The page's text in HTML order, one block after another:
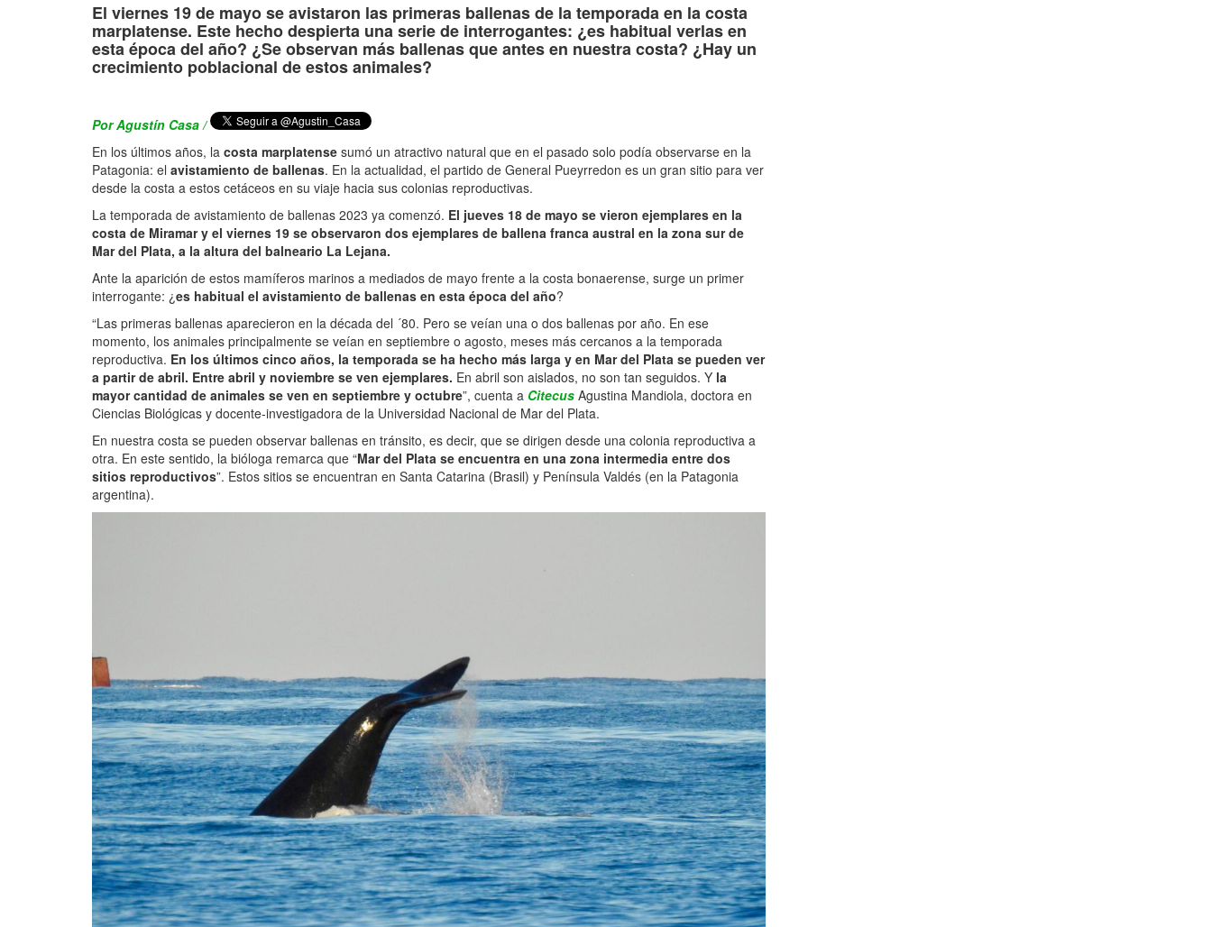
El viernes 19 de mayo se avistaron las primeras ballenas de la temporada en la costa
marplatense. Este hecho despierta una serie de interrogantes: ¿es habitual verlas en
esta época del año? ¿Se observan más ballenas que antes en nuestra costa? ¿Hay un
crecimiento poblacional de estos animales?
Por Agustín Casa /
En los últimos años, la costa marplatense sumó un atractivo natural que en el pasado solo podía observarse en la
Patagonia: el avistamiento de ballenas. En la actualidad, el partido de General Pueyrredon es un gran sitio para ver
desde la costa a estos cetáceos en su viaje hacia sus colonias reproductivas.
La temporada de avistamiento de ballenas 2023 ya comenzó. El jueves 18 de mayo se vieron ejemplares en la
costa de Miramar y el viernes 19 se observaron dos ejemplares de ballena franca austral en la zona sur de
Mar del Plata, a la altura del balneario La Lejana.
Ante la aparición de estos mamíferos marinos a mediados de mayo frente a la costa bonaerense, surge un primer
interrogante: ¿es habitual el avistamiento de ballenas en esta época del año?
“Las primeras ballenas aparecieron en la década del ´80. Pero se veían una o dos ballenas por año. En ese
momento, los animales principalmente se veían en septiembre o agosto, meses más cercanos a la temporada
reproductiva. En los últimos cinco años, la temporada se ha hecho más larga y en Mar del Plata se pueden ver
a partir de abril. Entre abril y noviembre se ven ejemplares. En abril son aislados, no son tan seguidos. Y la
mayor cantidad de animales se ven en septiembre y octubre”, cuenta a Citecus Agustina Mandiola, doctora en
Ciencias Biológicas y docente-investigadora de la Universidad Nacional de Mar del Plata.
En nuestra costa se pueden observar ballenas en tránsito, es decir, que se dirigen desde una colonia reproductiva a
otra. En este sentido, la bióloga remarca que “Mar del Plata se encuentra en una zona intermedia entre dos
sitios reproductivos”. Estos sitios se encuentran en Santa Catarina (Brasil) y Península Valdés (en la Patagonia
argentina).